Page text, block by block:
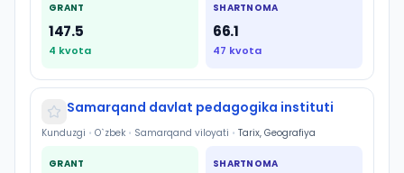
GRANT
147.5
4 kvota
SHARTNOMA
66.1
47 kvota
Samarqand davlat pedagogika instituti
Kunduzgi • O`zbek • Samarqand viloyati • Tarix, Geografiya
GRANT SHARTNOMA